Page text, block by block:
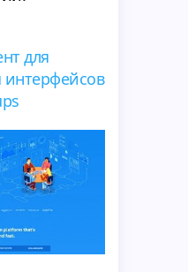
для
интерфейсов